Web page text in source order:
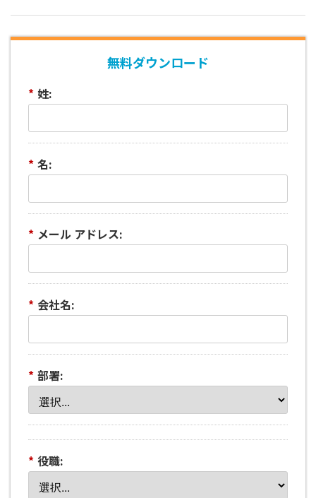
無料ダウンロード
* 姓:
* 名:
* メール アドレス:
* 会社名:
* 部署:
* 役職: